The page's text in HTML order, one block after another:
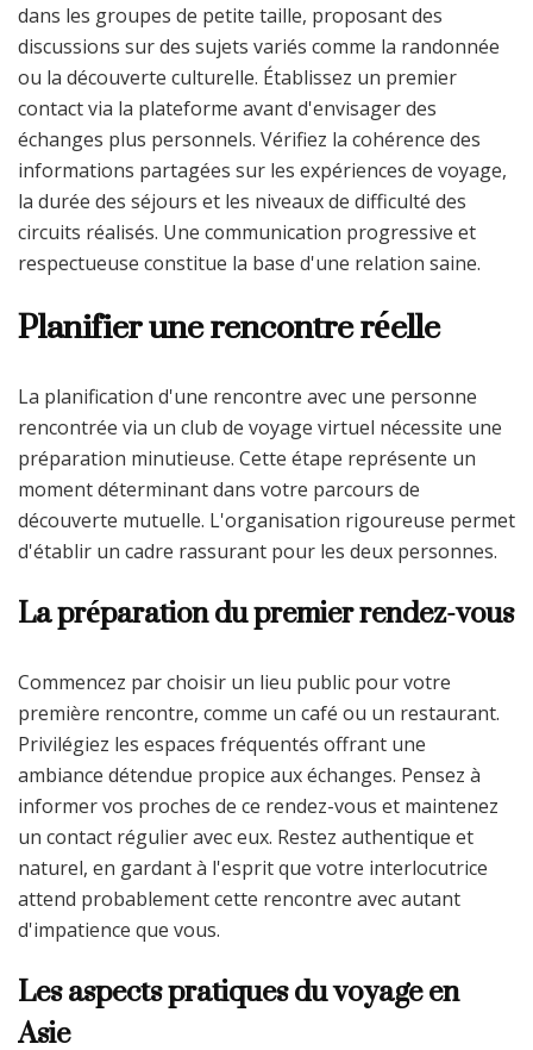
dans les groupes de petite taille, proposant des
discussions sur des sujets variés comme la randonnée
ou la découverte culturelle. Établissez un premier
contact via la plateforme avant d'envisager des
échanges plus personnels. Vérifiez la cohérence des
informations partagées sur les expériences de voyage,
la durée des séjours et les niveaux de difficulté des
circuits réalisés. Une communication progressive et
respectueuse constitue la base d'une relation saine.
Planifier une rencontre réelle
La planification d'une rencontre avec une personne
rencontrée via un club de voyage virtuel nécessite une
préparation minutieuse. Cette étape représente un
moment déterminant dans votre parcours de
découverte mutuelle. L'organisation rigoureuse permet
d'établir un cadre rassurant pour les deux personnes.
La préparation du premier rendez-vous
Commencez par choisir un lieu public pour votre
première rencontre, comme un café ou un restaurant.
Privilégiez les espaces fréquentés offrant une
ambiance détendue propice aux échanges. Pensez à
informer vos proches de ce rendez-vous et maintenez
un contact régulier avec eux. Restez authentique et
naturel, en gardant à l'esprit que votre interlocutrice
attend probablement cette rencontre avec autant
d'impatience que vous.
Les aspects pratiques du voyage en
Asie